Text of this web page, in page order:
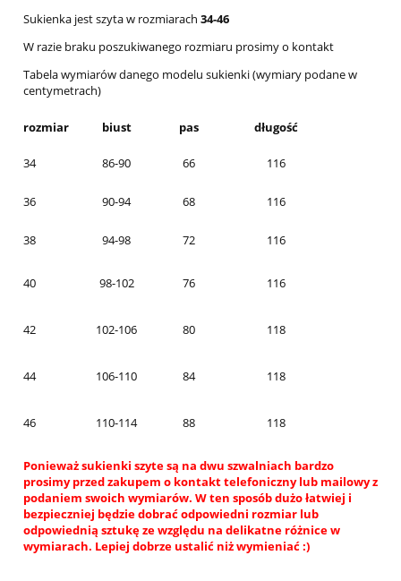
Sukienka jest szyta w rozmiarach 34-46
W razie braku poszukiwanego rozmiaru prosimy o kontakt
Tabela wymiarów danego modelu sukienki (wymiary podane w
centymetrach)
rozmiar biust pas długość
34 86-90 66 116
36 90-94 68 116
38 94-98 72 116
40 98-102 76 116
42 102-106 80 118
44 106-110 84 118
46 110-114 88 118
Ponieważ sukienki szyte są na dwu szwalniach bardzo
prosimy przed zakupem o kontakt telefoniczny lub mailowy z
podaniem swoich wymiarów. W ten sposób dużo łatwiej i
bezpieczniej będzie dobrać odpowiedni rozmiar lub
odpowiednią sztukę ze względu na delikatne różnice w
wymiarach. Lepiej dobrze ustalić niż wymieniać :)